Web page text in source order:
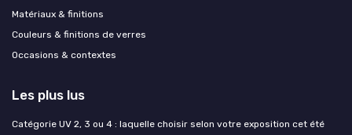
Matériaux & finitions
Couleurs & finitions de verres
Occasions & contextes
Les plus lus
Catégorie UV 2, 3 ou 4 : laquelle choisir selon votre exposition cet été